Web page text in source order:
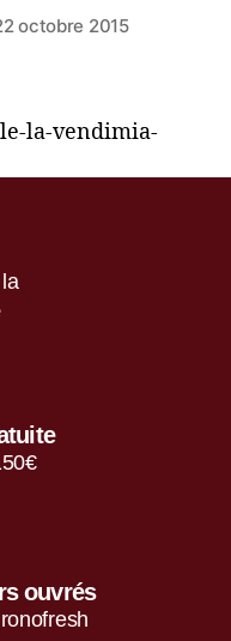
octobre 2015
la-vendimia-
ouvrés